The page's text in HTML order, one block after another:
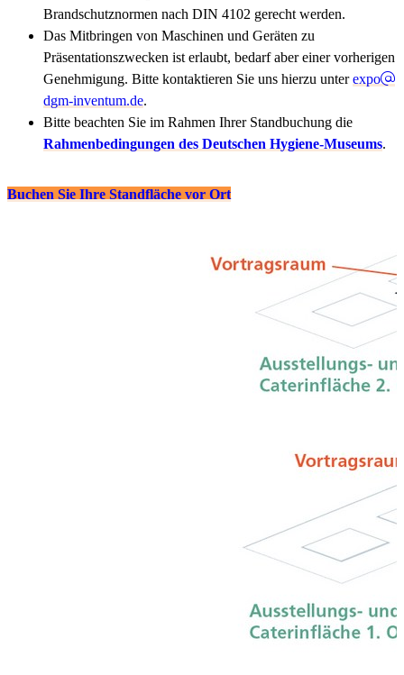
Brandschutznormen nach DIN 4102 gerecht werden.
Das Mitbringen von Maschinen und Geräten zu
Präsentationszwecken ist erlaubt, bedarf aber einer vorherigen
Genehmigung. Bitte kontaktieren Sie uns hierzu unterexpo
dgm-inventum.de.
Bitte beachten Sie im Rahmen Ihrer Standbuchung die
Rahmenbedingungen des Deutschen Hygiene-Museums.
Buchen Sie Ihre Standfläche vor Ort